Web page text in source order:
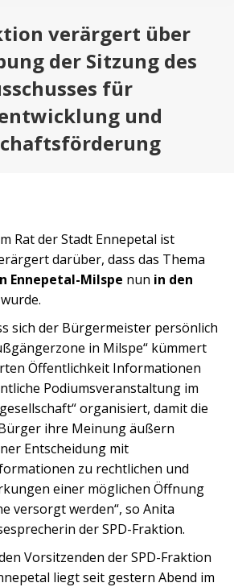
verärgert über
der Sitzung des
für
und
Rat der Stadt Ennepetal ist
darüber, dass das Thema
Ennepetal-Milspe nun in den
wurde.
sich der Bürgermeister persönlich
in Milspe“ kümmert
Öffentlichkeit Informationen
Podiumsveranstaltung im
organisiert, damit die
ihre Meinung äußern
Entscheidung mit
zu rechtlichen und
einer möglichen Öffnung
versorgt werden“, so Anita
der SPD-Fraktion.
Vorsitzenden der SPD-Fraktion
liegt seit gestern Abend im